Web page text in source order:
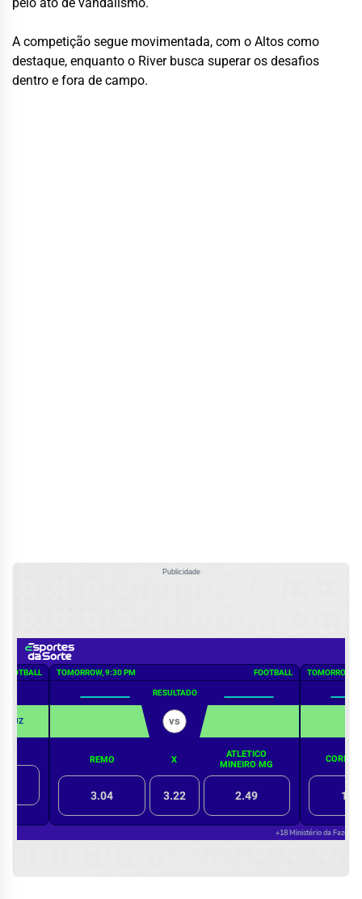
A competição segue movimentada, com o Altos como
destaque, enquanto o River busca superar os desafios
dentro e fora de campo.
Publicidade